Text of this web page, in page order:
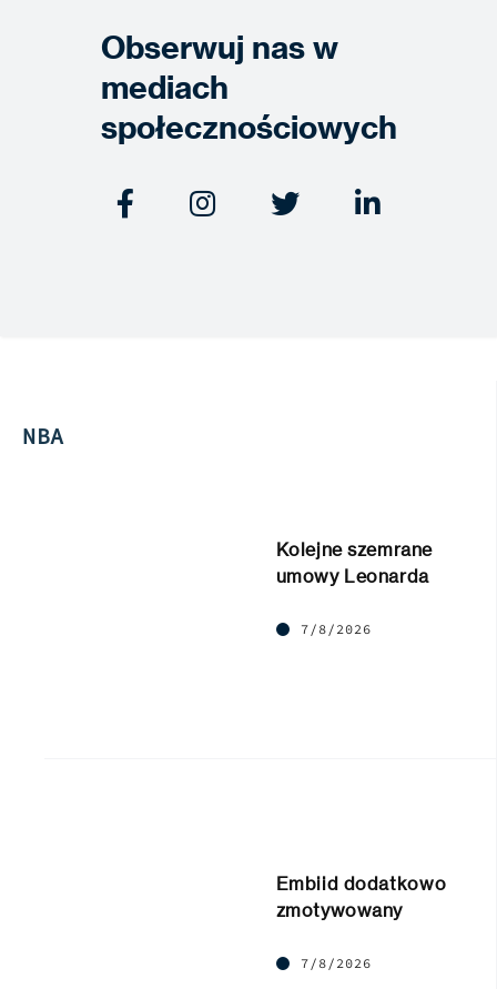
Obserwuj nas w
mediach
społecznościowych
   
NBA
Kolejne szemrane
umowy Leonarda
7/8/2026
Embiid dodatkowo
zmotywowany
7/8/2026